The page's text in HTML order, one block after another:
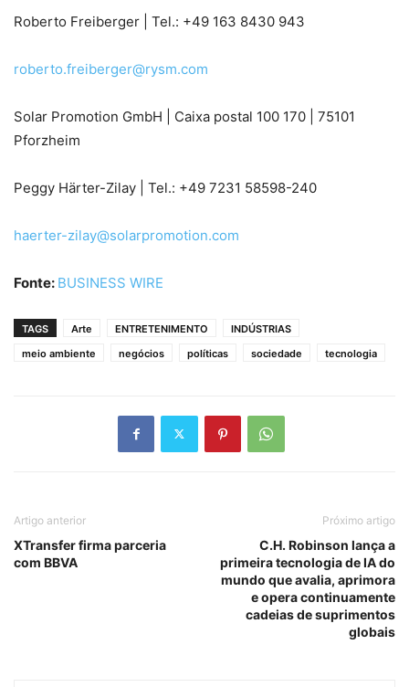
Roberto Freiberger | Tel.: +49 163 8430 943
roberto.freiberger@rysm.com
Solar Promotion GmbH | Caixa postal 100 170 | 75101
Pforzheim
Peggy Härter-Zilay | Tel.: +49 7231 58598-240
haerter-zilay@solarpromotion.com
Fonte: BUSINESS WIRE
TAGS Arte ENTRETENIMENTO
INDÚSTRIAS
meio ambiente
negócios políticas sociedade tecnologia
Artigo anterior
XTransfer firma parceria
com BBVA
Próximo artigo
C.H. Robinson lança a
primeira tecnologia de IA do
mundo que avalia, aprimora
e opera continuamente
cadeias de suprimentos
globais